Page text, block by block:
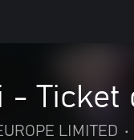
- Ticket
LIMITED •